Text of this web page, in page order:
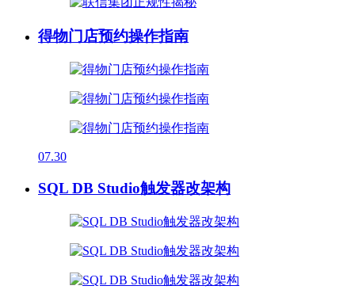
得物门店预约操作指南
07.30
SQL DB Studio触发器改架构